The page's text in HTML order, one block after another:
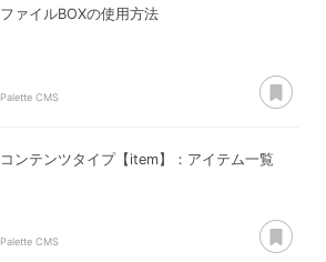
ファイルBOXの使用方法
Palette CMS
コンテンツタイプ【item】：アイテム一覧
Palette CMS